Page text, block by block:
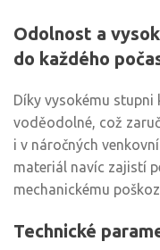
Odolnost a
do každého
Díky vysokému stupni
voděodolné, což
i v náročných
materiál navíc zajistí
mechanickému
Technické